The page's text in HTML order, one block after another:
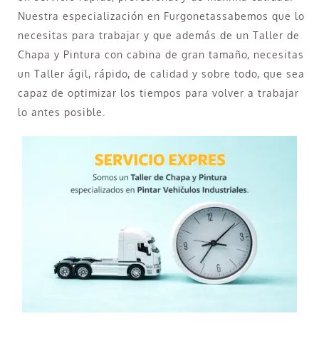
Nuestra especialización en Furgonetassabemos que lo
necesitas para trabajar y que además de un Taller de
Chapa y Pintura con cabina de gran tamaño, necesitas
un Taller ágil, rápido, de calidad y sobre todo, que sea
capaz de optimizar los tiempos para volver a trabajar
lo antes posible.